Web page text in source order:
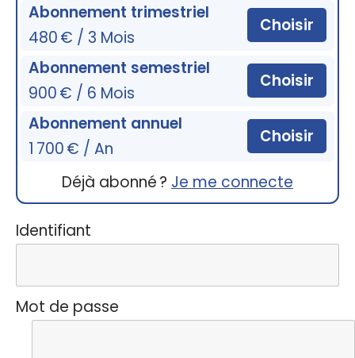
Abonnement trimestriel
480 € / 3 Mois
Choisir
Abonnement semestriel
900 € / 6 Mois
Choisir
Abonnement annuel
1 700 € / An
Choisir
Déjà abonné ? Je me connecte
Identifiant
Mot de passe